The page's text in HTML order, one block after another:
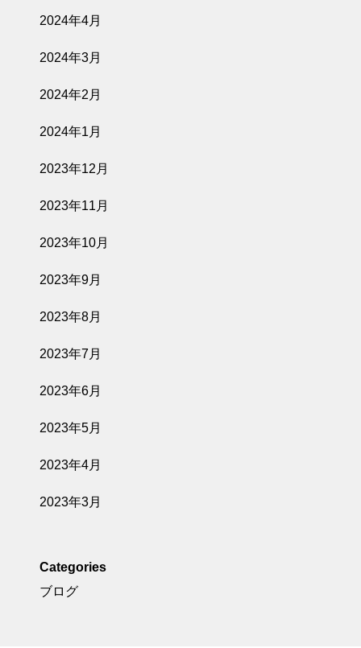
2024年4月
2024年3月
2024年2月
2024年1月
2023年12月
2023年11月
2023年10月
2023年9月
2023年8月
2023年7月
2023年6月
2023年5月
2023年4月
2023年3月
Categories
ブログ